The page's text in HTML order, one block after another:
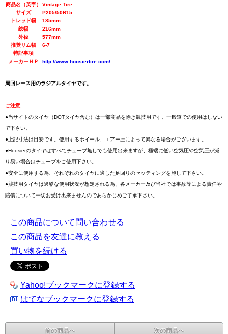
商品名（英字）
Vintage Tire
サイズ
P205/50R15
トレッド幅
185mm
総幅
216mm
外径
577mm
推奨リム幅
6-7
特記事項
メーカーＨＰ
http://www.hoosiertire.com/
周回レース用のラジアルタイヤです。
ご注意
●当サイトのタイヤ（DOTタイヤ含む）は一部商品を除き競技用です。一般道での使用はしない
で下さい。
●上記寸法は目安です。使用するホイール、エアー圧によって異なる場合がございます。
●Hoosierのタイヤはすべてチューブ無しでも使用出来ますが、極端に低い空気圧や空気圧が減
り易い場合はチューブをご使用下さい。
●安全に使用する為、それぞれのタイヤに適した足回りのセッティングを施して下さい。
●競技用タイヤは過酷な使用状況が想定される為、各メーカー及び当社では事故等による責任や
賠償について一切お受け出来ませんのであらかじめご了承下さい。
この商品について問い合わせる
この商品を友達に教える
買い物を続ける
Yahoo!ブックマークに登録する
はてなブックマークに登録する
前の商品へ 次の商品へ